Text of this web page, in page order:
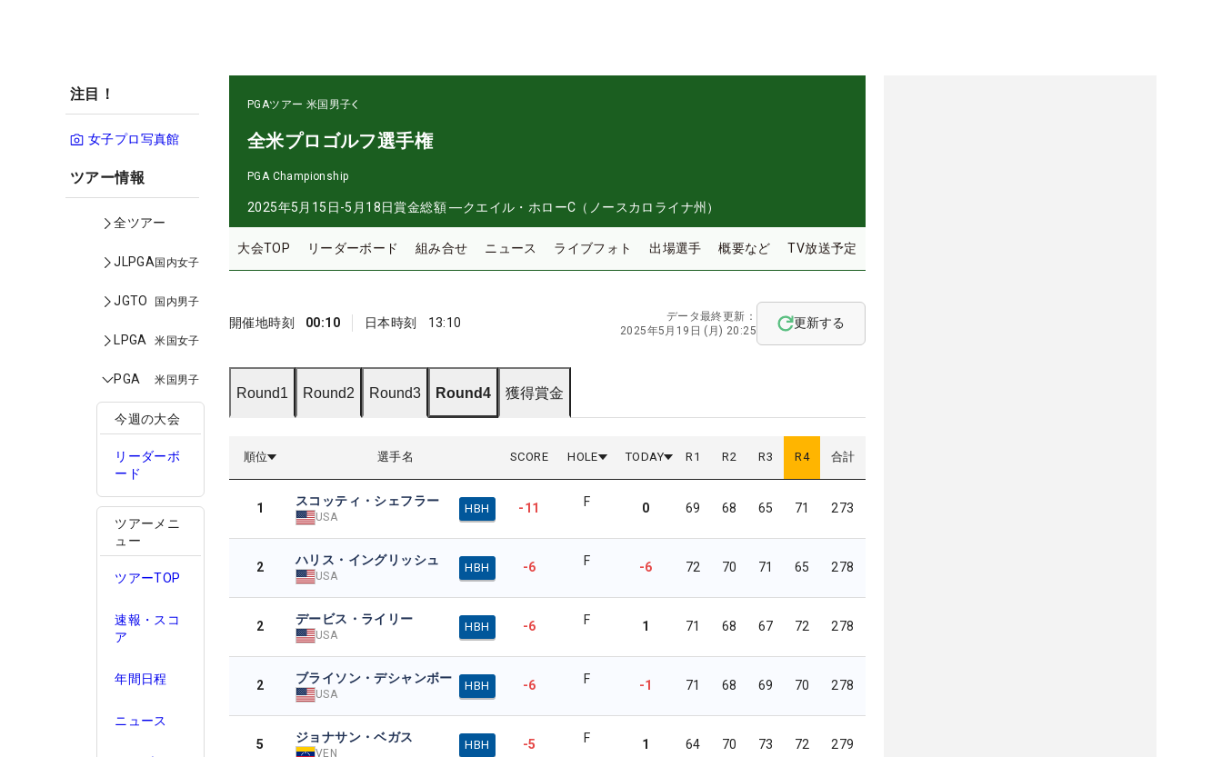
注目！
女子プロ写真館
ツアー情報
全ツアー
JLPGA国内女子
JGTO 国内男子
LPGA 米国女子
PGA 米国男子
今週の大会
リーダーボ
ード
ツアーメニ
ュー
ツアーTOP
速報・スコ
ア
年間日程
ニュース
PGAツアー 米国男子
全米プロゴルフ選手権
PGA Championship
2025年5月15日-5月18日賞金総額 ―クエイル・ホローC（ノースカロライナ州）
大会TOP リーダーボード 組み合せ ニュース ライブフォト 出場選手 概要など TV放送予定
開催地時刻 00:10 日本時刻 13:10
データ最終更新：
2025年5月19日 (月) 20:25
更新する
Round1 Round2 Round3 Round4 獲得賞金
順位 選手名 SCORE HOLE TODAY R 1 R2 R3 R4 合計
1 スコッティ・シェフラー
USA
HBH -11 F 0 69 68 65 71 273
2 ハリス・イングリッシュ
USA
HBH -6 F -6 72 70 71 65 278
2 デービス・ライリー
USA
HBH -6 F 1 71 68 67 72 278
2 ブライソン・デシャンボー
USA
HBH -6 F -1 71 68 69 70 278
5 ジョナサン・ベガス
VEN
HBH -5 F 1 64 70 73 72 279